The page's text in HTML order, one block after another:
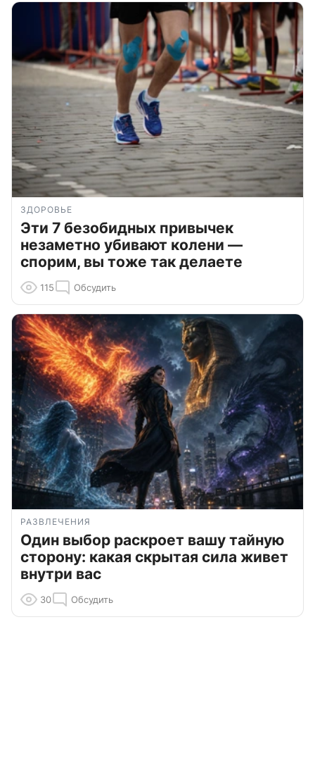
ЗДОРОВЬЕ
Эти 7 безобидных привычек
незаметно убивают колени —
спорим, вы тоже так делаете
115 Обсудить
РАЗВЛЕЧЕНИЯ
Один выбор раскроет вашу тайную
сторону: какая скрытая сила живет
внутри вас
30 Обсудить